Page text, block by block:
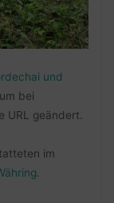
und
bei
URL geändert.
im
.